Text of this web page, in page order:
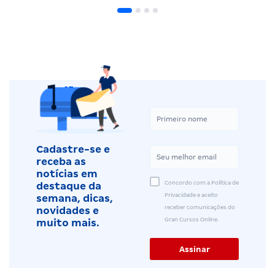
Cadastre-se e
receba as
notícias em
destaque da
semana, dicas,
novidades e
muito mais.
Concordo com a Política de
Privacidade e aceito
receber comunicações do
Gran Cursos Online.